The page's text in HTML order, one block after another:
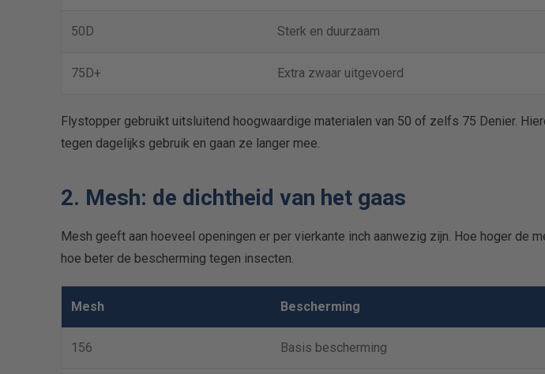
50D Sterk en duurzaam
75D+ Extra zwaar uitgevoerd
Flystopper gebruikt uitsluitend hoogwaardige materialen van 50 of zelfs 75 Denier.
tegen dagelijks gebruik en gaan ze langer mee.
2. Mesh: de dichtheid van het gaas
Mesh geeft aan hoeveel openingen er per vierkante inch aanwezig zijn. Hoe hoger de
hoe beter de bescherming tegen insecten.
Mesh Bescherming
156 Basis bescherming